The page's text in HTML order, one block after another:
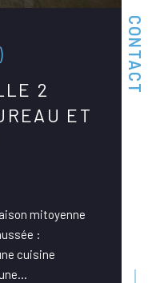
CONTACT
2
ET
mitoyenne
:
cuisine